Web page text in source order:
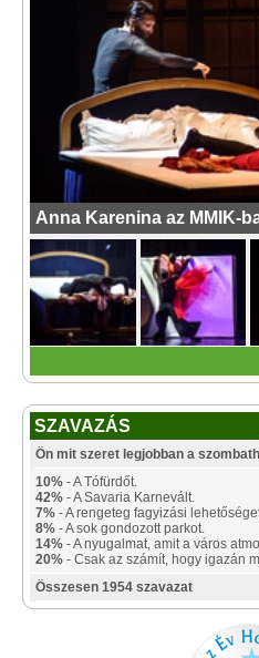
Anna Karenina az MMIK-
SZAVAZÁS
Ön mit szeret legjobban a
10% - A Tófürdőt.
42% - A Savaria Karnevált.
7% - A rengeteg fagyizási
8% - A sok gondozott parkot.
14% - A nyugalmat, amit a város
20% - Csak az számít, hogy igazán
Összesen 1954 szavazat